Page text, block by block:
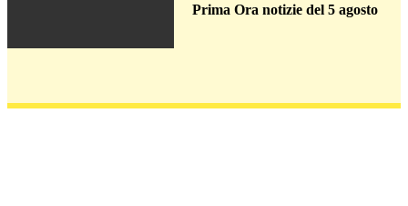
Prima Ora notizie del 5 agosto